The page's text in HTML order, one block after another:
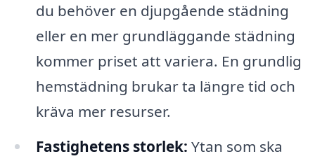
du behöver en djupgående städning
eller en mer grundläggande städning
kommer priset att variera. En grundlig
hemstädning brukar ta längre tid och
kräva mer resurser.
Fastighetens storlek: Ytan som ska